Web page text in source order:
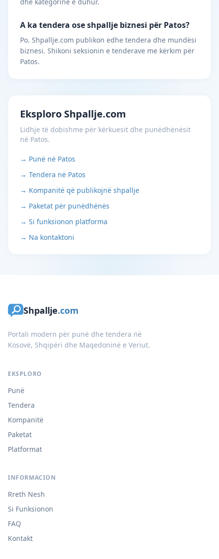
A ka tendera ose shpallje biznesi për Patos?
Po. Shpallje.com publikon edhe tendera dhe mundësi
biznesi. Shikoni seksionin e tenderave me kërkim për
Patos.
Eksploro Shpallje.com
Lidhje të dobishme për kërkuesit dhe punëdhënësit
në Patos.
→ Punë në Patos
→ Tendera në Patos
→ Kompanitë që publikojnë shpallje
→ Paketat për punëdhënës
→ Si funksionon platforma
→ Na kontaktoni
Shpallje.com
Portali modern për punë dhe tendera në
Kosovë, Shqipëri dhe Maqedoninë e Veriut.
EKSPLORO
Punë
Tendera
Kompanitë
Paketat
Platformat
INFORMACION
Rreth Nesh
Si Funksionon
FAQ
Kontakt